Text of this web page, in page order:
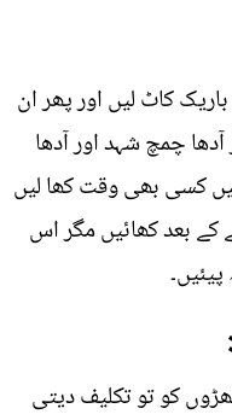
کاٹ لیں اور پھر ان
چمچ شہد اور آدھا
کسی بھی وقت کھا لیں
کے بعد کھائیں مگر اس
کو تو تکلیف دیتی